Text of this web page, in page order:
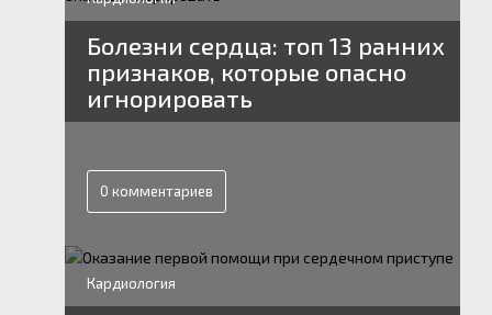
Болезни сердца: топ 13 ранних
признаков, которые опасно
игнорировать
0 комментариев
Кардиология